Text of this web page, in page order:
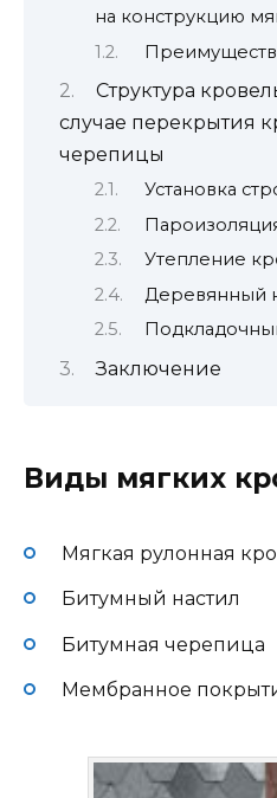
на конструкцию
Структура
случае перекрытия
черепицы
Установка
Утепление
Деревянный
Заключение
Виды мягких
Мягкая рулонная
Битумный настил
Битумная черепица
Мембранное